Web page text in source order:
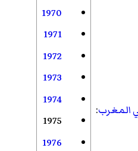
:
1970
1971
1972
1973
1974
1975
1976